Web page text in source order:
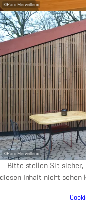
©Parc Merveilleux
©Parc Merveilleux
Bitte stellen Sie sicher,
diesen Inhalt nicht sehen